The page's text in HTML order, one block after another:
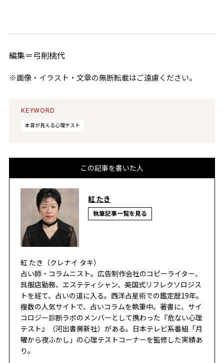
編集＝弓削桃代
※画像・イラスト・文章の無断転載はご遠慮ください。
KEYWORD
本音が見える心理テスト
この記事を書いた人
紅 たき
執筆記事一覧を見る
紅 たき（クレナイ タキ）
占い師・コラムニスト。広告制作会社のコピーライター、
呉服店勤務、エステティシャン、英国式リフレクソロジス
トを経て、占いの道に入る。西洋占星術での鑑定歴19年。
複数の人気サイトで、占いコラムを執筆中。著書に、サイ
コロジー診断ラボのメンバーとして携わった『危ない心理
テスト』（河出書房新社）がある。日本テレビ系番組「月
曜から夜ふかし」の心理テストコーナーを監修した実績あ
り。